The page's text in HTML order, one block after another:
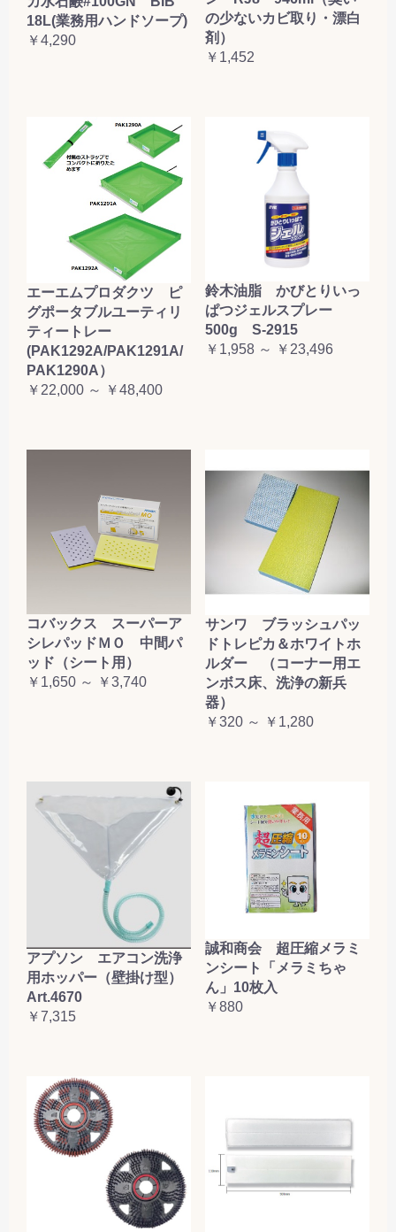
18L(業務用ハンドソープ)
￥4,290
の少ないカビ取り・漂白
剤）
￥1,452
エーエムプロダクツ ピ
グポータブルユーティリ
ティートレー
(PAK1292A/PAK1291A/
PAK1290A）
￥22,000 ～ ￥48,400
鈴木油脂 かびとりいっ
ぱつジェルスプレー
500g S-2915
￥1,958 ～ ￥23,496
コバックス スーパーア
シレパッドＭＯ 中間パ
ッド（シート用）
￥1,650 ～ ￥3,740
サンワ ブラッシュパッ
ドトレピカ＆ホワイトホ
ルダー （コーナー用エ
ンボス床、洗浄の新兵
器）
￥320 ～ ￥1,280
アプソン エアコン洗浄
用ホッパー（壁掛け型）
Art.4670
￥7,315
誠和商会 超圧縮メラミ
ンシート「メラミちゃ
ん」10枚入
￥880